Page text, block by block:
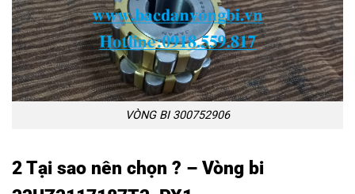
VÒNG BI 300752906
2 Tại sao nên chọn ? – Vòng bi